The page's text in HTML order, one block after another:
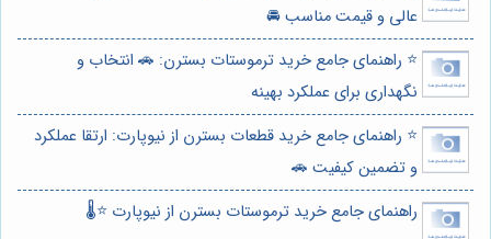
عالی و قیمت مناسب 🚘
⭐️ راهنمای جامع خرید ترموستات بسترن: 🚗 انتخاب و
نگهداری برای عملکرد بهینه
⭐️ راهنمای جامع خرید قطعات بسترن از نیوپارت: ارتقا عملکرد
و تضمین کیفیت 🚗
راهنمای جامع خرید ترموستات بسترن از نیوپارت ⭐️🌡️